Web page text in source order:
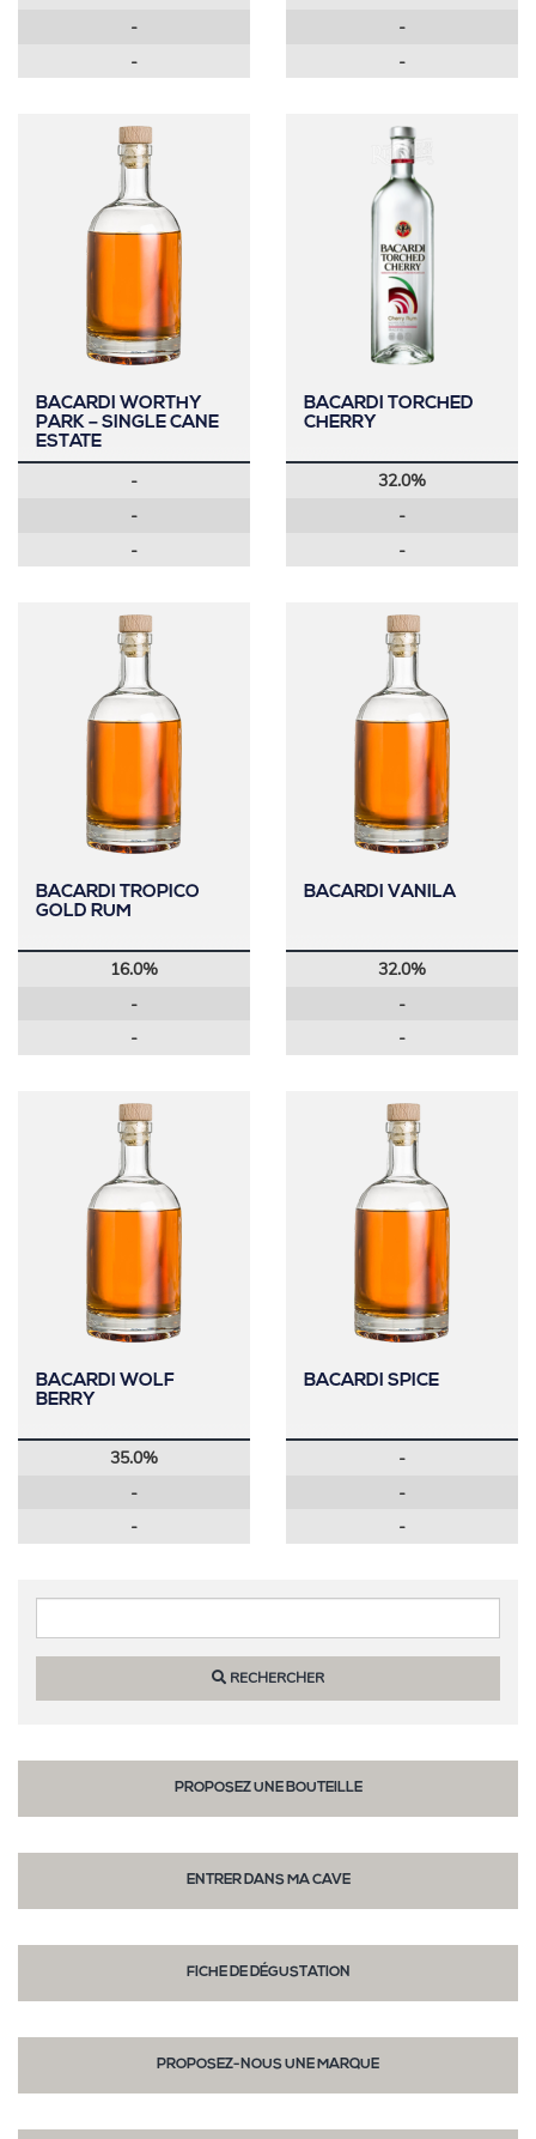
-
-
-
-
BACARDI WORTHY
PARK – SINGLE CANE
ESTATE
-
-
-
BACARDI TORCHED
CHERRY
32.0%
-
-
BACARDI TROPICO
GOLD RUM
16.0%
-
-
BACARDI VANILA
32.0%
-
-
BACARDI WOLF
BERRY
35.0%
-
-
BACARDI SPICE
-
-
-
RECHERCHER
PROPOSEZ UNE BOUTEILLE
ENTRER DANS MA CAVE
FICHE DE DÉGUSTATION
PROPOSEZ-NOUS UNE MARQUE